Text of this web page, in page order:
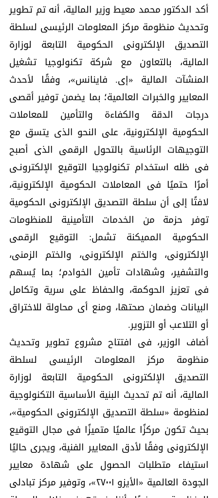
أكد الدكتور محمد معيط وزير المالية، أنه تم تطوير
وتحديث منظومة مركز المعلومات الرئيسى لسلطة
التصديق الإلكترونى الحكومية التابعة لوزارة
المالية، بالتعاون مع شركة تكنولوجيا تشغيل
المنشآت المالية «إى. فاينانس»، وفقًا لأحدث
المعايير والخبرات العالمية؛ بما يضمن توفير أقصى
درجات الدقة والكفاءة والتأمين للمعاملات
الحكومية الإلكترونية، على النحو الذى يتسق مع
التوجيهات الرئاسية بالتحول الرقمى الذى أصبح
فى ظله استخدام تكنولوجيا التوقيع الإلكترونـى
أمرًا حتميًا فى المعاملات الحكومية الإلكترونية،
لافتًا إلى أن سلطة التصديق الإلكترونى الحكومية
توفر حزمة من الخدمات التأمينية للمنظومات
الحكومية المميكنة تشمل: التوقيع الرقمى
الإلكترونى، والختم الإلكترونى، والختم الزمنى،
والتشفير، وشهادات تأمين الخوادم؛ بما يُسهم
فى تعزيز الحوكمة، والحفاظ على سرية وتكامل
البيانات وضمان صحتها، ومنع أى محاولة للاختراق
أو التلاعب أو التزوير.
أضاف الوزير، فى افتتاح مشروع تطوير وتحديث
منظومة مركز المعلومات الرئيسى لسلطة
التصديق الإلكترونى الحكومية التابعة لوزارة
المالية، أنه تم تحديث البنية الأساسية التكنولوجية
لمنظومة «سلطة التصديق الإلكترونى الحكومية»،
بحيث تكون مركزًا عالميًا متميزًا فى مجال التوقيع
الإلكترونى وفقًا لأدق المعايير الفنية، ويجرى حاليًا
استيفاء متطلبات الحصول على شهادة معايير
الجودة العالمية «الأيزو ٢٧٠٠١»، وتوفير مركز تبادلى